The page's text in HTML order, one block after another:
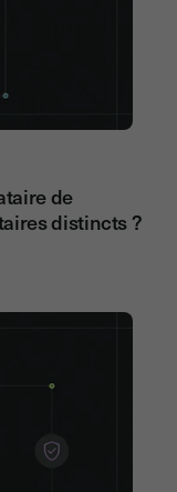
de
distincts ?